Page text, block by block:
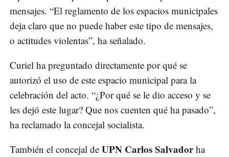
mensajes. “El reglamento de los espacios municipales
deja claro que no puede haber este tipo de mensajes,
o actitudes violentas”, ha señalado.
Curiel ha preguntado directamente por qué se
autorizó el uso de este espacio municipal para la
celebración del acto. “¿Por qué se le dio acceso y se
les dejó este lugar? Que nos cuenten qué ha pasado”,
ha reclamado la concejal socialista.
También el concejal de UPN Carlos Salvadorha